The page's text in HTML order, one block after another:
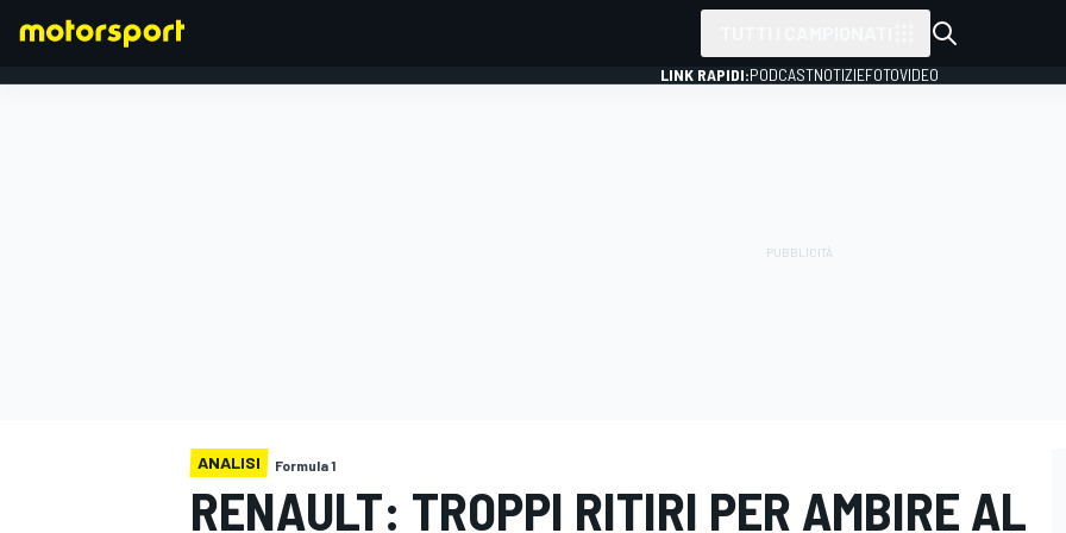
LINK RAPIDI:PODCASTNOTIZIEFOTOVIDEO
ANALISI Formula 1
RENAULT: TROPPI RITIRI PER AMBIRE AL